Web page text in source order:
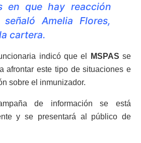
en que hay reacción
señaló Amelia Flores,
cartera.
indicó que el MSPAS se
afrontar este tipo de situaciones e
sobre el inmunizador.
de información se está
y se presentará al público de